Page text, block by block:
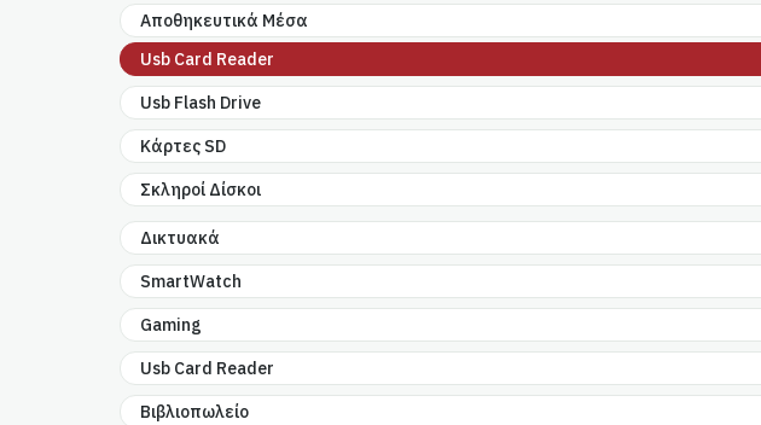
Αποθηκευτικά Μέσα
Usb Card Reader
Usb Flash Drive
Κάρτες SD
Σκληροί Δίσκοι
Δικτυακά
SmartWatch
Gaming
Usb Card Reader
Βιβλιοπωλείο